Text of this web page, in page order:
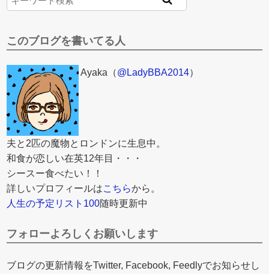
このブログを書いてる人
Ayaka（@LadyBBA2014）
夫と2匹の魔物とロンドンに生息中。
和食が恋しい在英12年目・・・
シースー食べたい！！
詳しいプロフィールはこちらから。
人生の予定リスト100随時更新中
フォローよろしくお願いします
ブログの更新情報をTwitter, Facebook, Feedlyでお知らせし